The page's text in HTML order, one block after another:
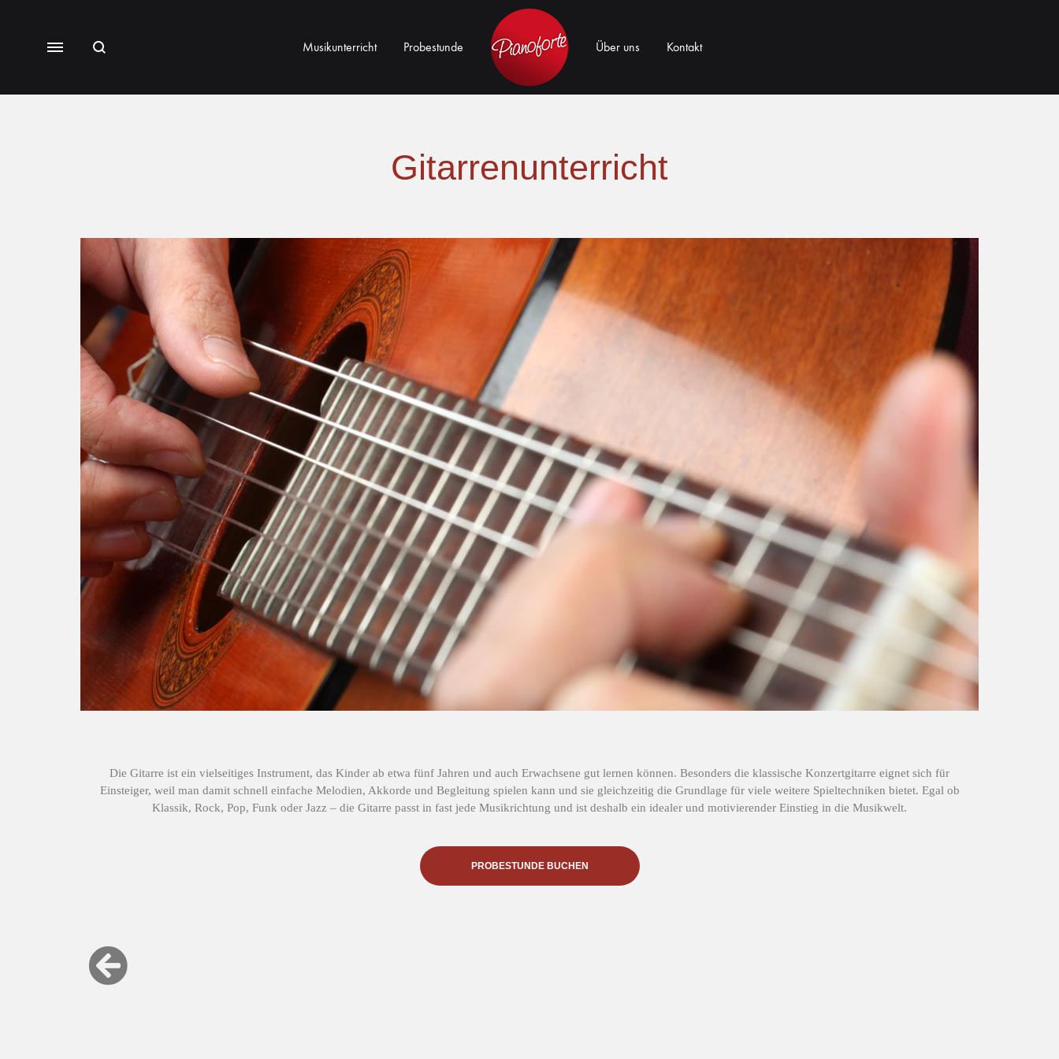
Musikunterricht Probestunde
Musikschule
Über uns Kontakt
Gitarrenunterricht
Die Gitarre ist ein vielseitiges Instrument, das Kinder ab etwa fünf Jahren und auch Erwachsene gut lernen können. Besonders die klassische Konzertgitarre eignet sich für
Einsteiger, weil man damit schnell einfache Melodien, Akkorde und Begleitung spielen kann und sie gleichzeitig die Grundlage für viele weitere Spieltechniken bietet. Egal ob
Klassik, Rock, Pop, Funk oder Jazz – die Gitarre passt in fast jede Musikrichtung und ist deshalb ein idealer und motivierender Einstieg in die Musikwelt.
PROBESTUNDE BUCHEN